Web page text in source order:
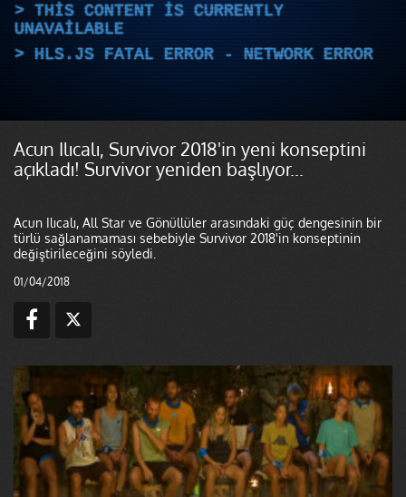
THIS CONTENT IS CURRENTLY
UNAVAILABLE
HLS.JS FATAL ERROR - NETWORK ERROR
Acun Ilıcalı, Survivor 2018'in yeni konseptini
açıkladı! Survivor yeniden başlıyor...
Acun Ilıcalı, All Star ve Gönüllüler arasındaki güç dengesinin bir
türlü sağlanamaması sebebiyle Survivor 2018'in konseptinin
değiştirileceğini söyledi.
01/04/2018